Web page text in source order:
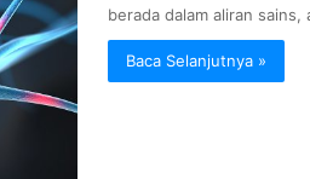
berada dalam aliran sains,
Baca Selanjutnya »